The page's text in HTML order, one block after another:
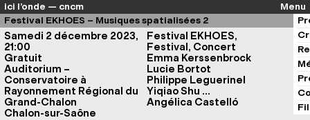
ici l’onde — cncm
Menu
Festival EKHOES – Musiques spatialisées 2
Samedi 2 décembre 2023,
21:00
Gratuit
Auditorium –
Conservatoire à
Rayonnement Régional du
Grand-Chalon
Chalon-sur-Saône
Festival EKHOES,
Festival, Concert
Emma Kerssenbrock
Lucie Bortot
Philippe Leguerinel
Yiqiao Shu
Angélica Castelló